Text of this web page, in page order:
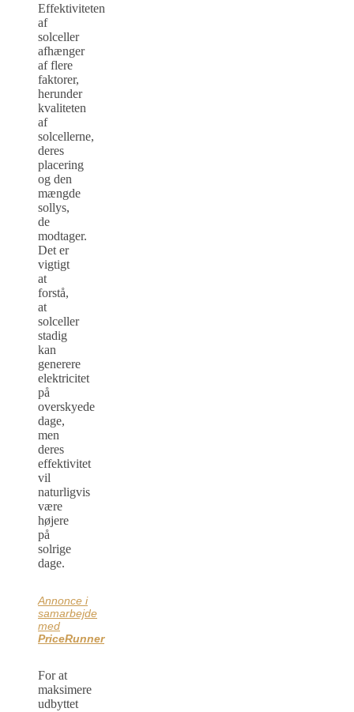
Effektiviteten
af
solceller
afhænger
af flere
faktorer,
herunder
kvaliteten
af
solcellerne,
deres
placering
og den
mængde
sollys,
de
modtager.
Det er
vigtigt
at
forstå,
at
solceller
stadig
kan
generere
elektricitet
på
overskyede
dage,
men
deres
effektivitet
vil
naturligvis
være
højere
på
solrige
dage.
Annonce i
samarbejde
med
PriceRunner
For at
maksimere
udbyttet